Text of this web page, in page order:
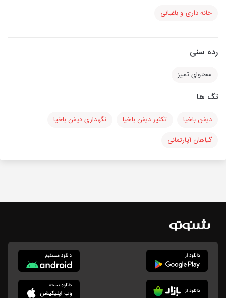
خانه داری و باغبانی
رده سنی
محتوای تمیز
تگ ها
دیفن باخیا تکثیر دیفن باخیا
نگهداری دیفن باخیا
گیاهان آپارتمانی